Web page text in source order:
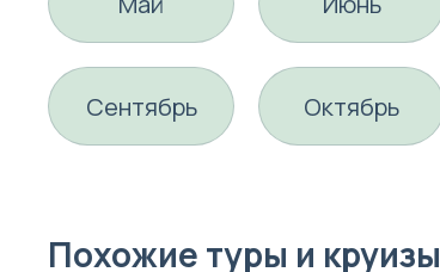
Сентябрь Октябрь
Похожие туры и круизы